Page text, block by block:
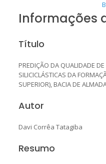
Informações
Título
PREDIÇÃO DA QUALIDADE
SILICICLÁSTICAS DA
SUPERIOR), BACIA DE
Autor
Davi Corrêa Tatagiba
Resumo